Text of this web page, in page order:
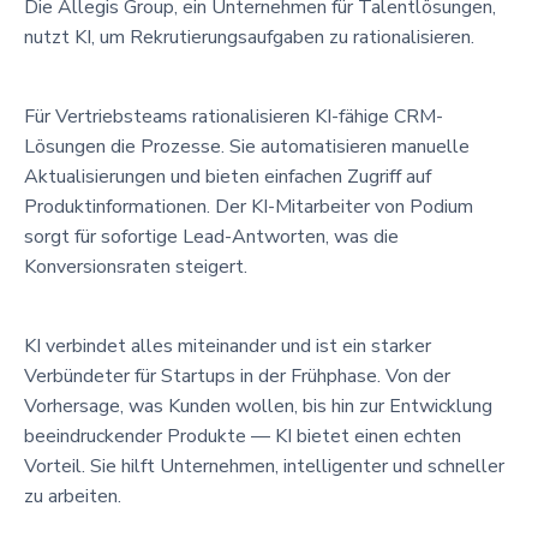
Die Allegis Group, ein Unternehmen für Talentlösungen,
nutzt KI, um Rekrutierungsaufgaben zu rationalisieren.
Für Vertriebsteams rationalisieren KI-fähige CRM-
Lösungen die Prozesse. Sie automatisieren manuelle
Aktualisierungen und bieten einfachen Zugriff auf
Produktinformationen. Der KI-Mitarbeiter von Podium
sorgt für sofortige Lead-Antworten, was die
Konversionsraten steigert.
KI verbindet alles miteinander und ist ein starker
Verbündeter für Startups in der Frühphase. Von der
Vorhersage, was Kunden wollen, bis hin zur Entwicklung
beeindruckender Produkte — KI bietet einen echten
Vorteil. Sie hilft Unternehmen, intelligenter und schneller
zu arbeiten.